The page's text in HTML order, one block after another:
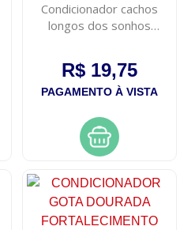
Condicionador cachos
longos dos sonhos
R$ 19,75
PAGAMENTO À VISTA